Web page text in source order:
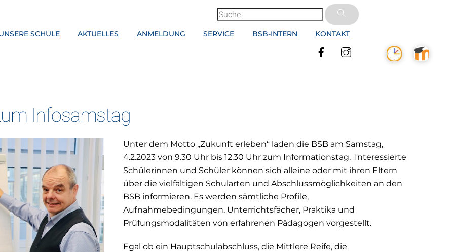
SCHULE AKTUELLES ANMELDUNG SERVICE BSB-INTERN KONTAKT
FacebookInstagram
Infosamstag
Unter dem Motto „Zukunft erleben“ laden die BSB am Samstag,
4.2.2023 von 9.30 Uhr bis 12.30 Uhr zum Informationstag. Interessierte
Schülerinnen und Schüler können sich alleine oder mit ihren Eltern
über die vielfältigen Schularten und Abschlussmöglichkeiten an den
BSB informieren. Es werden sämtliche Profile,
Aufnahmebedingungen, Unterrichtsfächer, Praktika und
Prüfungsmodalitäten von erfahrenen Pädagogen vorgestellt.
Egal ob ein Hauptschulabschluss, die Mittlere Reife, die